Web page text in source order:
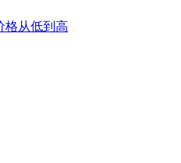
格从低到高